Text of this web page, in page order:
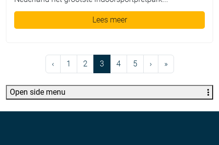
Lees meer
‹ Page
1 Page
2 Current Page
3 Page
4 Page
5 › »
Open side menu